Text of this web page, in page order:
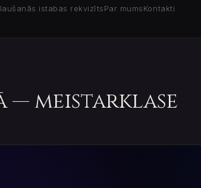
istabas rekvizītsPar mums Kontakti
— meistarklase